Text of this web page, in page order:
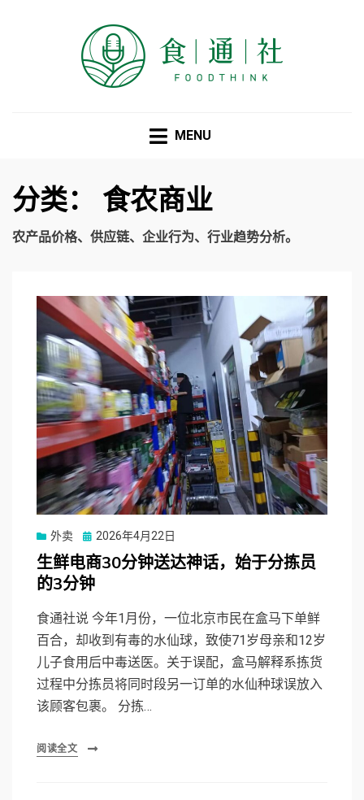
MENU
分类： 食农商业
农产品价格、供应链、企业行为、行业趋势分析。
外卖
Posted
on
2026年4月22日
生鲜电商30分钟送达神话，始于分拣员
的3分钟
食通社说 今年1月份，一位北京市民在盒马下单鲜
百合，却收到有毒的水仙球，致使71岁母亲和12岁
儿子食用后中毒送医。关于误配，盒马解释系拣货
过程中分拣员将同时段另一订单的水仙种球误放入
该顾客包裹。 分拣…
阅读全文